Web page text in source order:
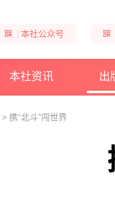
本社公众号
本社资讯 出
> 携“北斗”闯世界